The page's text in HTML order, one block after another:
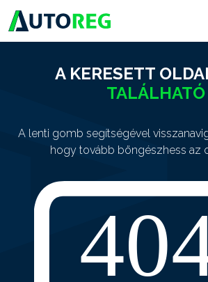
A KERESETT
TALÁLHATÓ
A lenti gomb segítségével
hogy tovább böngészhess az